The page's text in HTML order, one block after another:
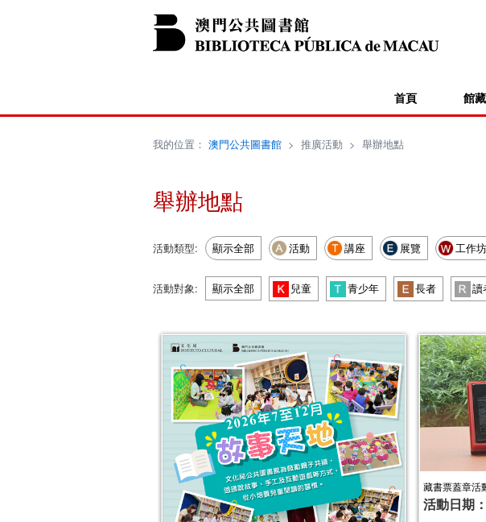
首頁 館
我的位置： 澳門公共圖書館> 推廣活動 > 舉辦地點
舉辦地點
活動類型: 顯示全部 活動 講座 展覽 工作坊
活動對象: 顯示全部 兒童 青少年 長者 讀
藏書票蓋章活
活動日期：